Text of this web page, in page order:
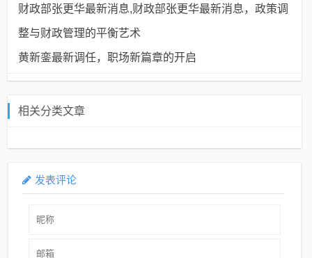
财政部张更华最新消息,财政部张更华最新消息，政策调
整与财政管理的平衡艺术
黄新銮最新调任，职场新篇章的开启
相关分类文章
发表评论